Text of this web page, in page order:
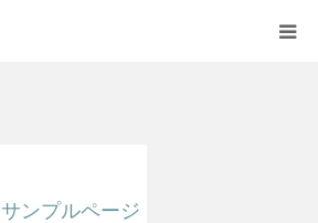
サンプルページ